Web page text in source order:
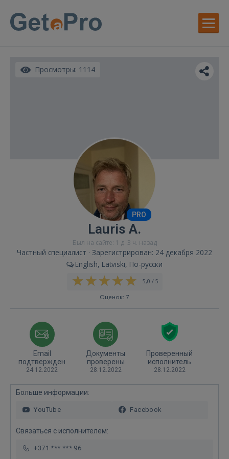
Просмотры: 1114
PRO
Lauris A.
Был на сайте: 1 д. 3 ч. назад
Частный специалист · Зарегистрирован: 24 декабря 2022
English, Latviski, По-русски
5,0 / 5
Оценок: 7
Email
подтвержден
24.12.2022
Документы
проверены
28.12.2022
Проверенный
исполнитель
28.12.2022
Больше информации:
YouTube Facebook
Связаться с исполнителем:
+371 *** *** 96